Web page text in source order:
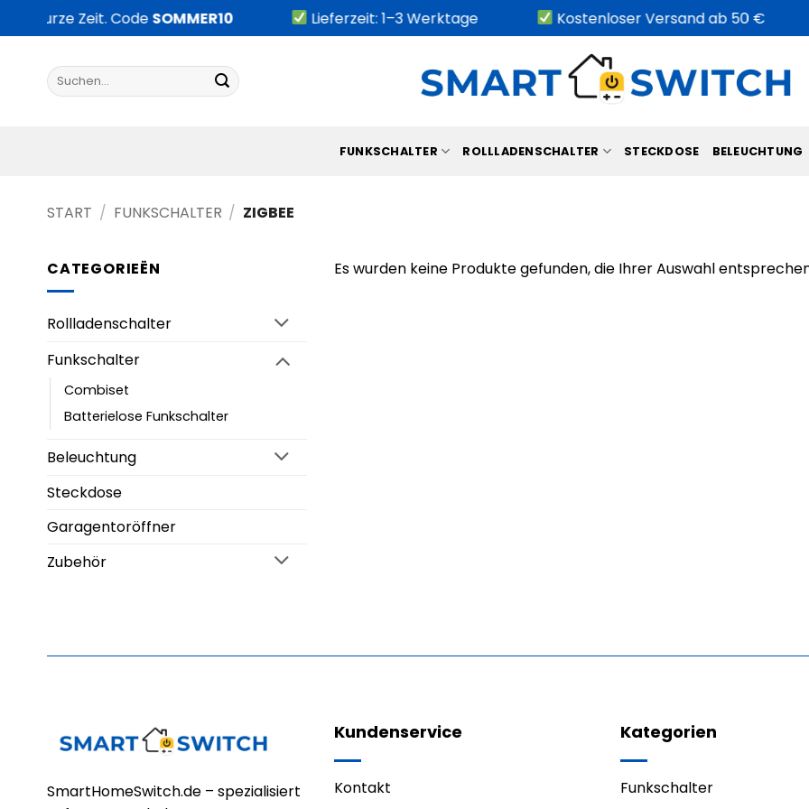
Inhalt
kurze Zeit. CodeSOMMER10 Lieferzeit: 1–3 Werktage Kostenloser Versand ab 50 €
Suchen
nach:
FUNKSCHALTER ROLLLADENSCHALTER STECKDOSE BELEUCHTUNG
START / FUNKSCHALTER / ZIGBEE
CATEGORIEËN
Rollladenschalter
Funkschalter
Combiset
Batterielose Funkschalter
Beleuchtung
Steckdose
Garagentoröffner
Zubehör
Es wurden keine Produkte gefunden, die Ihrer Auswahl
SmartHomeSwitch.de – spezialisiert
Kundenservice
Kontakt
Kategorien
Funkschalter